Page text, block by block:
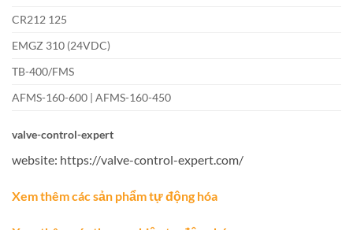
CR212 125
EMGZ 310 (24VDC)
TB-400/FMS
AFMS-160-600 | AFMS-160-450
valve-control-expert
website: https://valve-control-expert.com/
Xem thêm các sản phẩm tự động hóa